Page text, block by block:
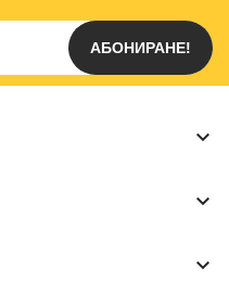
АБОНИРАНЕ!
keyboard_arrow_down
keyboard_arrow_down
keyboard_arrow_down